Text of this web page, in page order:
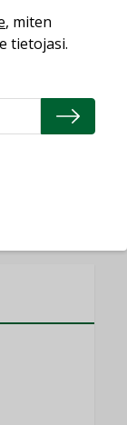
, miten
tietojasi.